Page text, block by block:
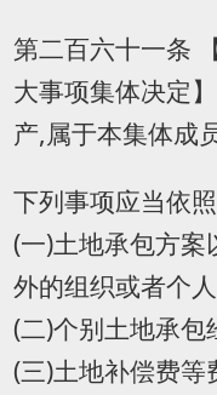
第二百六十一条
大事项集体决定
产,属于本集体成
下列事项应当依
(一)土地承包方
外的组织或者个
(二)个别土地承
(三)土地补偿费等